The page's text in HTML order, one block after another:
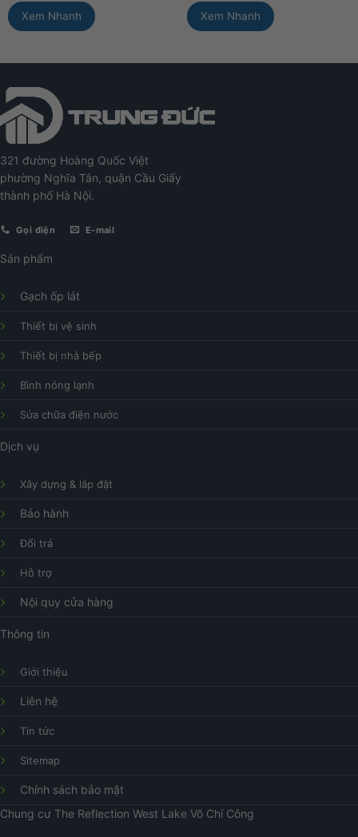
Xem Nhanh Xem Nhanh
321 đường Hoàng Quốc Việt
phường Nghĩa Tân, quận Cầu Giấy
thành phố Hà Nội.
Gọi điện E-mail
Sản phẩm
Gạch ốp lát
Thiết bị vệ sinh
Thiết bị nhà bếp
Bình nóng lạnh
Sửa chữa điện nước
Dịch vụ
Xây dựng & lắp đặt
Bảo hành
Đổi trả
Hỗ trợ
Nội quy cửa hàng
Thông tin
Giới thiệu
Liên hệ
Tin tức
Sitemap
Chính sách bảo mật
Chung cư The Reflection West Lake Võ Chí Công